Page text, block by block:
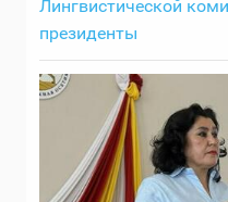
Лингвистической
президенты